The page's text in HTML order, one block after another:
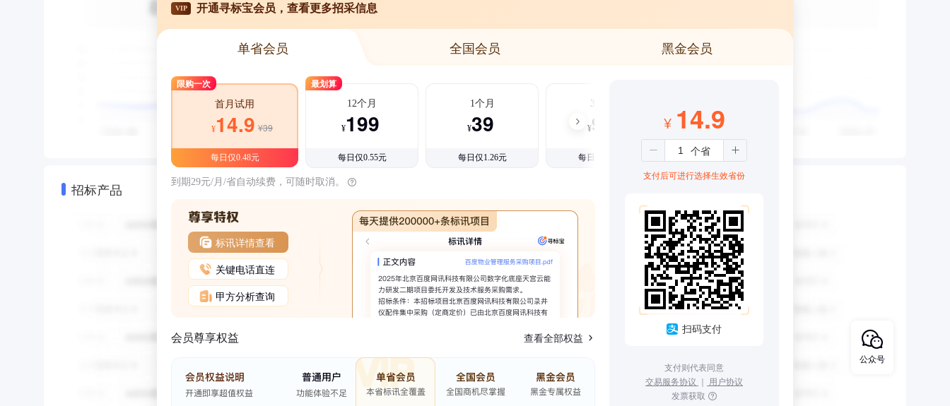
招标产品
VIP 开通寻标宝会员，查看更多招采信息
单省会员 全国会员 黑金会员
限购一次
首月试用
¥14.9 ¥39
每日仅0.48元
最划算
12个月
¥199
每日仅0.55元
1个月
¥39
每日仅1.26元
3个月
¥99
每日仅1.08元
到期29元/月/省自动续费，可随时取消。
标讯详情查看
关键电话直连
甲方分析查询
会员尊享权益 查看全部权益
¥ 14.9
支付后可进行选择生效省份
扫码支付
支付则代表同意
交易服务协议 ｜ 用户协议
发票获取
公众号